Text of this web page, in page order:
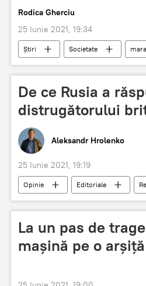
Rodica Gherciu
25 Iunie 2021, 19:34
Știri Societate
De ce Rusia a
distrugătorului
Aleksandr Hrolenko
25 Iunie 2021, 19:19
Opinie Editoriale
Rusia
provocare
La un pas de
mașină pe o